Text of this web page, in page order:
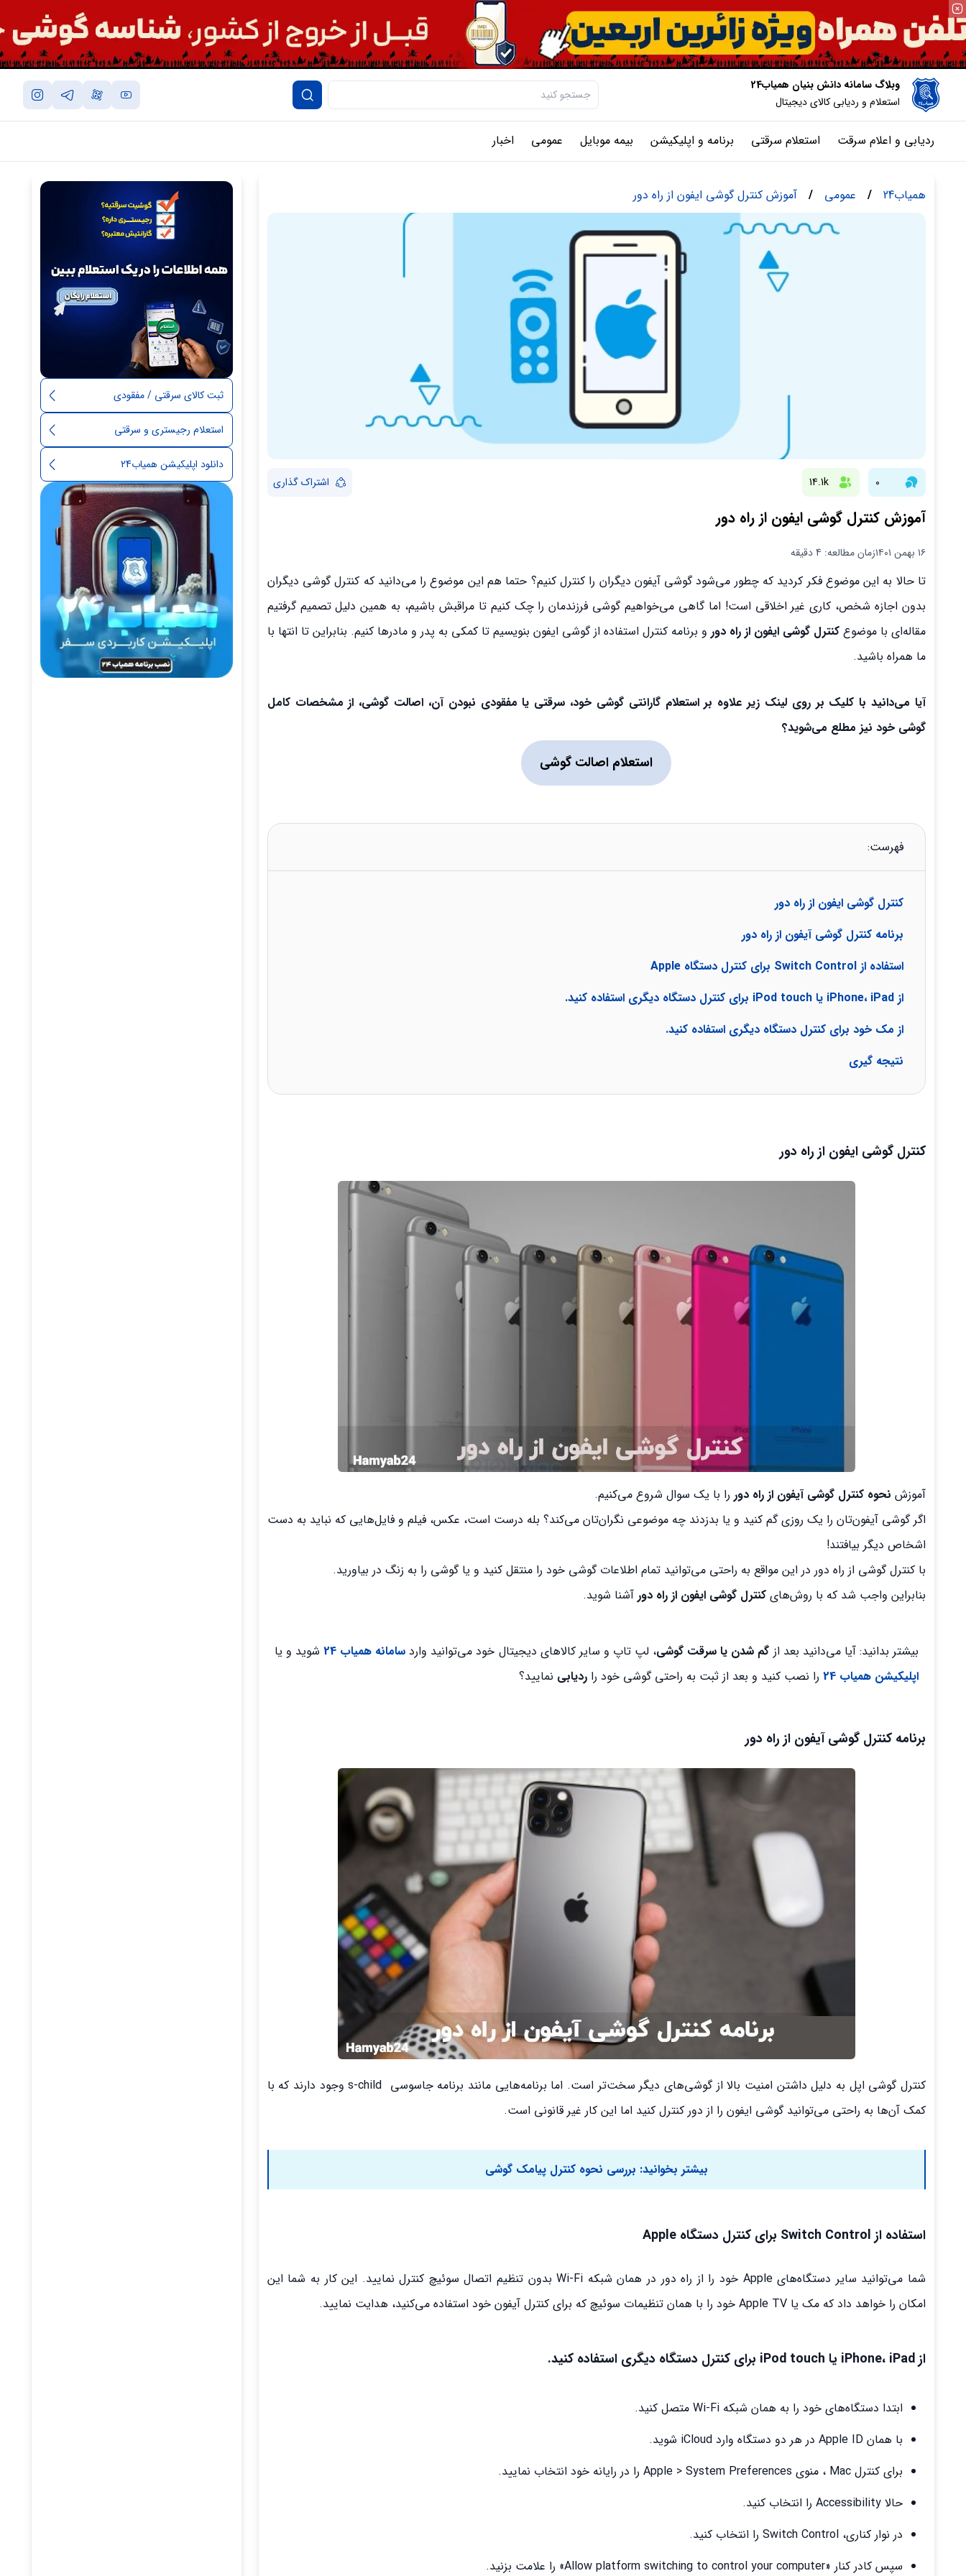
وبلاگ سامانه دانش بنیان همیاب24
استعلام و ردیابی کالای دیجیتال
ردیابی و اعلام سرقت استعلام سرقتی برنامه و اپلیکیشن بیمه موبایل عمومی اخبار
همیاب24 / عمومی / آموزش کنترل گوشی ایفون از راه دور
0
14.1k اشتراک گذاری
آموزش کنترل گوشی ایفون از راه دور
۱۶ بهمن ۱۴۰۱ زمان مطالعه: 4 دقیقه
تا حالا به این موضوع فکر کردید که چطور می‌شود گوشی آیفون دیگران را کنترل کنیم؟ حتما هم این موضوع را می‌دانید که کنترل گوشی دیگران
بدون اجازه شخص، کاری غیر اخلاقی است! اما گاهی می‌خواهیم گوشی فرزندمان را چک کنیم تا مراقبش باشیم، به همین دلیل تصمیم گرفتیم
مقاله‌ای با موضوعکنترل گوشی ایفون از راه دور و برنامه کنترل استفاده از گوشی ایفون بنویسیم تا کمکی به پدر و مادرها کنیم. بنابراین تا انتها با
ما همراه باشید.
آیا می‌دانید با کلیک بر روی لینک زیر علاوه بر استعلام گارانتی گوشی خود، سرقتی یا مفقودی نبودن آن، اصالت گوشی، از مشخصات کامل
گوشی خود نیز مطلع می‌شوید؟
استعلام اصالت گوشی
فهرست:
کنترل گوشی ایفون از راه دور
برنامه کنترل گوشی آیفون از راه دور
استفاده از Switch Control برای کنترل دستگاه Apple
از iPhone، iPad یا iPod touch برای کنترل دستگاه دیگری استفاده کنید.
از مک خود برای کنترل دستگاه دیگری استفاده کنید.
نتیجه گیری
کنترل گوشی ایفون از راه دور
آموزش نحوه کنترل گوشی آیفون از راه دور را با یک سوال شروع می‌کنیم.
اگر گوشی آیفون‌تان را یک روزی گم کنید و یا بدزدند چه موضوعی نگران‌تان می‌کند؟ بله درست است، عکس، فیلم و فایل‌هایی که نباید به دست
اشخاص دیگر بیافتند!
با کنترل گوشی از راه دور در این مواقع به راحتی می‌توانید تمام اطلاعات گوشی خود را منتقل کنید و یا گوشی را به زنگ در بیاورید.
بنابراین واجب شد که با روش‌های کنترل گوشی ایفون از راه دور آشنا شوید.
بیشتر بدانید: آیا می‌دانید بعد از گم شدن یا سرقت گوشی، لپ تاپ و سایر کالاهای دیجیتال خود می‌توانید واردسامانه همیاب 24
شوید و یا
اپلیکیشن همیاب 24
را نصب کنید و بعد از ثبت به راحتی گوشی خود را ردیابی نمایید؟
برنامه کنترل گوشی آیفون از راه دور
کنترل گوشی اپل به دلیل داشتن امنیت بالا از گوشی‌های دیگر سخت‌تر است. اما برنامه‌هایی مانند برنامه جاسوسی s-child وجود دارند که با
کمک آن‌ها به راحتی می‌توانید گوشی ایفون را از دور کنترل کنید اما این کار غیر قانونی است.
بیشتر بخوانید: بررسی نحوه کنترل پیامک گوشی
استفاده از Switch Control برای کنترل دستگاه Apple
شما می‌توانید سایر دستگاه‌های Apple خود را از راه دور در همان شبکه Wi-Fi بدون تنظیم اتصال سوئیچ کنترل نمایید. این کار به شما این
امکان را خواهد داد که مک یا Apple TV خود را با همان تنظیمات سوئیچ که برای کنترل آیفون خود استفاده می‌کنید، هدایت نمایید.
از iPhone، iPad یا iPod touch برای کنترل دستگاه دیگری استفاده کنید.
ابتدا دستگاه‌های خود را به همان شبکه Wi-Fi متصل کنید.
با همان Apple ID در هر دو دستگاه وارد iCloud شوید.
برای کنترل Mac ، منوی Apple > System Preferences را در رایانه خود انتخاب نمایید.
حالا Accessibility را انتخاب کنید.
در نوار کناری، Switch Control را انتخاب کنید.
سپس کادر کنار «Allow platform switching to control your computer» را علامت بزنید.
ثبت کالای سرقتی / مفقودی
استعلام رجیستری و سرقتی
دانلود اپلیکیشن همیاب24